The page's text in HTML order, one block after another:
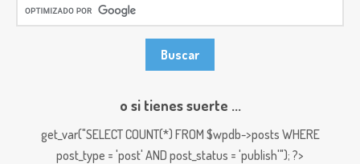
o si tienes suerte ...
get_var("SELECT COUNT(*) FROM $wpdb->posts WHERE
post_type = 'post' AND post_status = 'publish'"); ?>